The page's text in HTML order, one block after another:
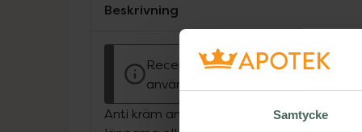
Samtycke
Beskrivning
Receptfritt läkemedel. Läs alltid
användning.
Anti kräm används för behandling av